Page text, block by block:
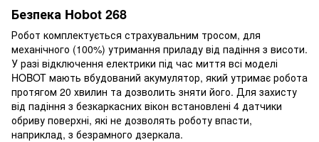
Безпека Hobot 268
Робот комплектується страхувальним тросом, для
механічного (100%) утримання приладу від падіння з висоти.
У разі відключення електрики під час миття всі моделі
HOBOT мають вбудований акумулятор, який утримає робота
протягом 20 хвилин та дозволить зняти його. Для захисту
від падіння з безкаркасних вікон встановлені 4 датчики
обриву поверхні, які не дозволять роботу впасти,
наприклад, з безрамного дзеркала.